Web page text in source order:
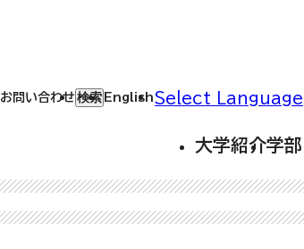
お問い合わせ 検索 English Select Language
大学紹介学部